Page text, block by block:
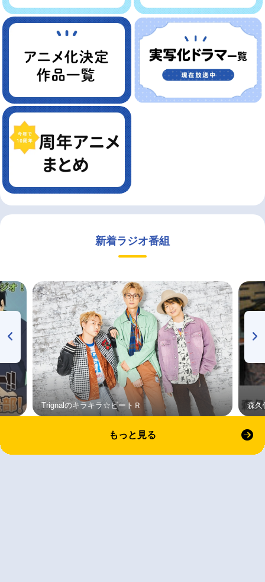
新着ラジオ番組
Trignalのキラキラ☆ビートＲ 森久
もっと見る